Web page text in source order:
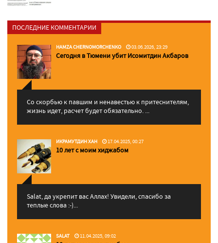
ПОСЛЕДНИЕ КОММЕНТАРИИ
HAMZA CHERNOMORCHENKO 03.06.2026, 23:29
Сегодня в Тюмени убит Исомитдин Акбаров
Со скорбью к павшим и ненавестью к притеснителям,
жизнь идет, расчет будет обязательно. ...
ИКРАМУТДИН ХАН 17.04.2025, 00:27
10 лет с моим хиджабом
Salat, да укрепит вас Аллаx! Увидели, спасибо за
теплые слова :-)...
SALAT 11.04.2025, 09:02